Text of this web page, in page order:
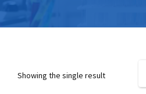
Showing the single result